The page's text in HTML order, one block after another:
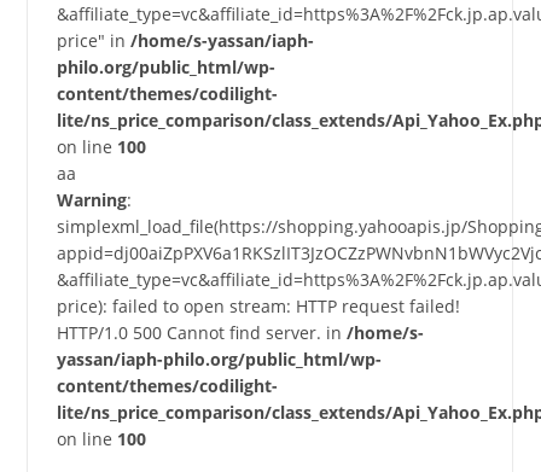
price" in /home/s-yassan/iaph-
philo.org/public_html/wp-
content/themes/codilight-
lite/ns_price_comparison/class_extends/
on line 100
aa
Warning:
simplexml_load_file(https://shopping.yahooapis.jp/
price): failed to open stream: HTTP request failed!
HTTP/1.0 500 Cannot find server. in /home/s-
yassan/iaph-philo.org/public_html/wp-
content/themes/codilight-
lite/ns_price_comparison/class_extends/
on line 100